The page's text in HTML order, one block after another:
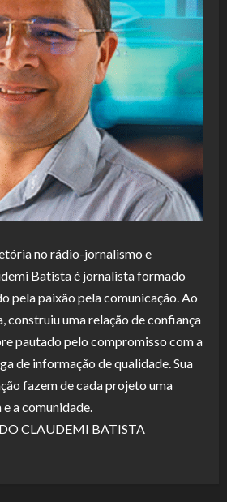
no rádio-jornalismo e
Batista é jornalista formado
pela paixão pela comunicação. Ao
construiu uma relação de confiança
pautado pelo compromisso com a
de informação de qualidade. Sua
fazem de cada projeto uma
a comunidade.
CLAUDEMI BATISTA